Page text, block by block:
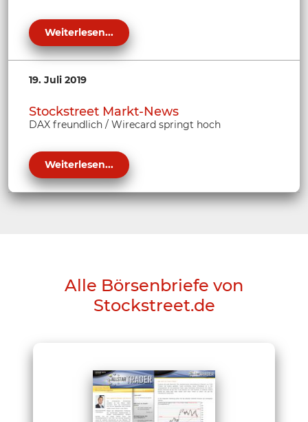
Weiterlesen...
19. Juli 2019
Stockstreet Markt-News
DAX freundlich / Wirecard springt hoch
Weiterlesen...
Alle Börsenbriefe von
Stockstreet.de